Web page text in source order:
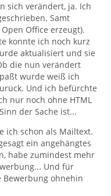
sich verändert, ja. Ich
Samt
Office erzeugt).
konnte ich noch kurz
aktualisiert und sie
die nun verändert
wurde weiß ich
Und ich befürchte
nur noch ohne HTML
der Sache ist...
ich schon als Mailtext.
ein angehängtes
habe zumindest mehr
Und für
Bewerbung ohnehin